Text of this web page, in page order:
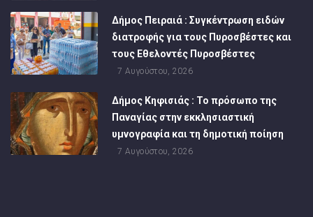
Δήμος Πειραιά : Συγκέντρωση ειδών
διατροφής για τους Πυροσβέστες και
τους Εθελοντές Πυροσβέστες
7 Αυγούστου, 2026
Δήμος Κηφισιάς : Το πρόσωπο της
Παναγίας στην εκκλησιαστική
υμνογραφία και τη δημοτική ποίηση
7 Αυγούστου, 2026